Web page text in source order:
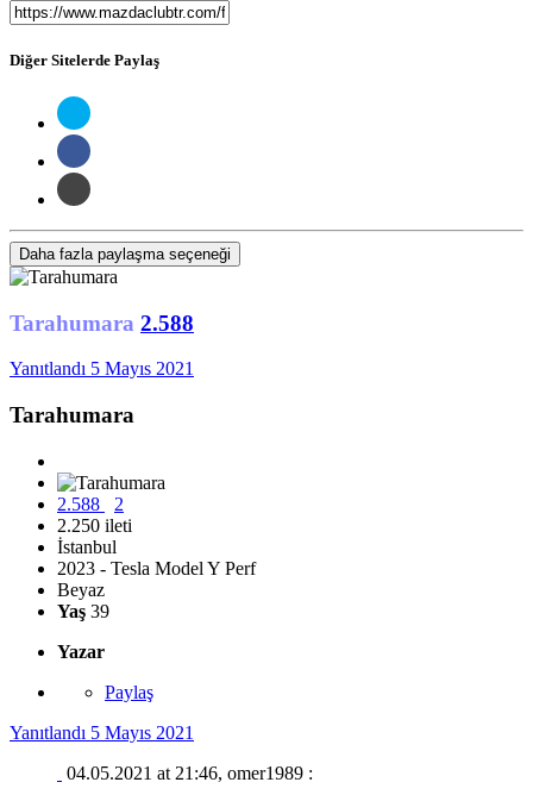
Diğer Sitelerde Paylaş
Daha fazla paylaşma seçeneği
Tarahumara 2.588
Yanıtlandı 5 Mayıs 2021
Tarahumara
2.588
2
2.250 ileti
İstanbul
2023 - Tesla Model Y Perf
Beyaz
Yaş 39
Yazar
Paylaş
Yanıtlandı 5 Mayıs 2021
04.05.2021 at 21:46, omer1989 :